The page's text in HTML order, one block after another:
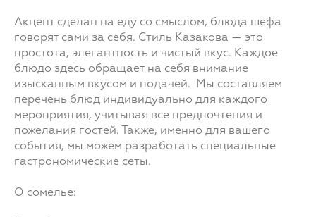
Акцент сделан на еду со смыслом, блюда шефа
говорят сами за себя. Стиль Казакова — это
простота, элегантность и чистый вкус. Каждое
блюдо здесь обращает на себя внимание
изысканным вкусом и подачей. Мы составляем
перечень блюд индивидуально для каждого
мероприятия, учитывая все предпочтения и
пожелания гостей. Также, именно для вашего
события, мы можем разработать специальные
гастрономические сеты.
О сомелье: